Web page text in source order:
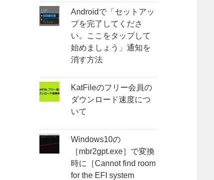
Androidで「セットアッ
プを完了してくださ
い。ここをタップして
始めましょう」通知を
消す方法
KatFileのフリー会員の
ダウンロード速度につ
いて
Windows10の
［mbr2gpt.exe］で変換
時に［Cannot find room
for the EFI system